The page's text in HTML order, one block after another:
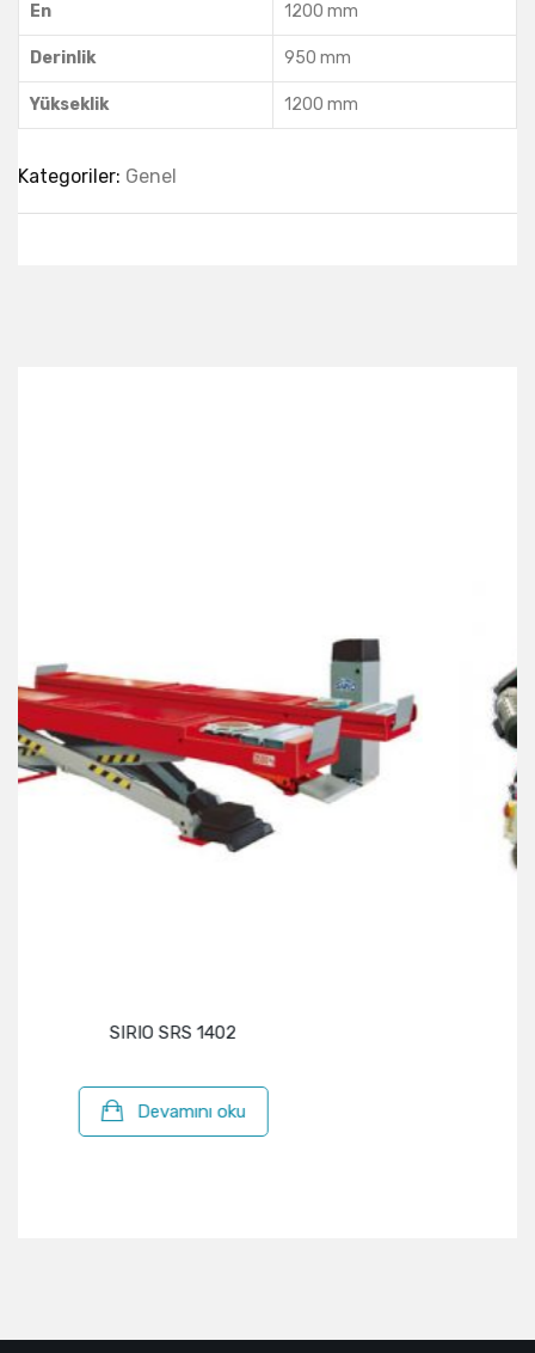
En 1200 mm
Derinlik 950 mm
Yükseklik 1200 mm
Kategoriler: Genel